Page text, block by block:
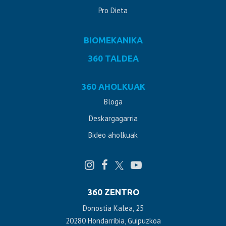
Pro Dieta
BIOMEKANIKA
360 TALDEA
360 AHOLKUAK
Bloga
Deskargagarria
Bideo aholkuak
360 ZENTRO
Donostia Kalea, 25
20280 Hondarribia, Guipuzkoa